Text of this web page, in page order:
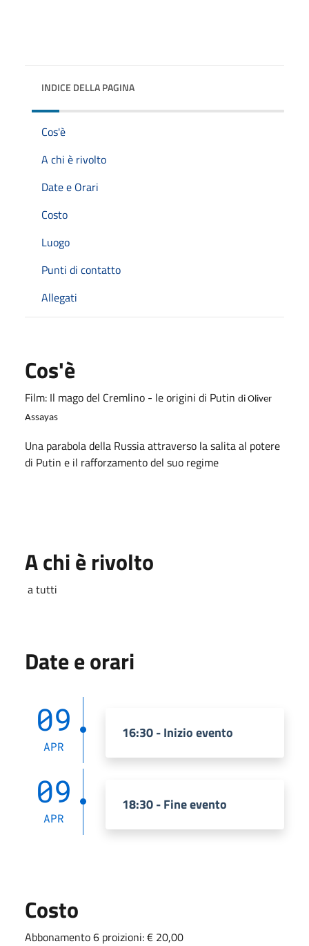
INDICE DELLA PAGINA
Cos'è
A chi è rivolto
Date e Orari
Costo
Luogo
Punti di contatto
Allegati
Cos'è
Film: Il mago del Cremlino - le origini di Putin di Oliver
Assayas
Una parabola della Russia attraverso la salita al potere
di Putin e il rafforzamento del suo regime
A chi è rivolto
a tutti
Date e orari
09
APR
16:30 - Inizio evento
09
APR
18:30 - Fine evento
Costo
Abbonamento 6 proizioni: € 20,00